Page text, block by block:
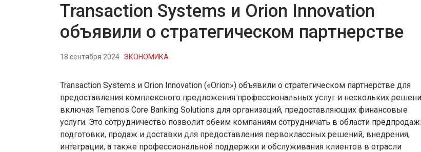
Transaction Systems и Orion Innovation
объявили о стратегическом партнерстве
18 сентября 2024 ЭКОНОМИКА
Transaction Systems и Orion Innovation («Orion») объявили о стратегическом партнерстве для
предоставления комплексного предложения профессиональных услуг и нескольких
включая Temenos Core Banking Solutions для организаций, предоставляющих финансовые
услуги. Это сотрудничество позволит обеим компаниям сотрудничать в области
подготовки, продаж и доставки для предоставления первоклассных решений, внедрения,
интеграции, а также профессиональной поддержки и обслуживания клиентов в отрасли